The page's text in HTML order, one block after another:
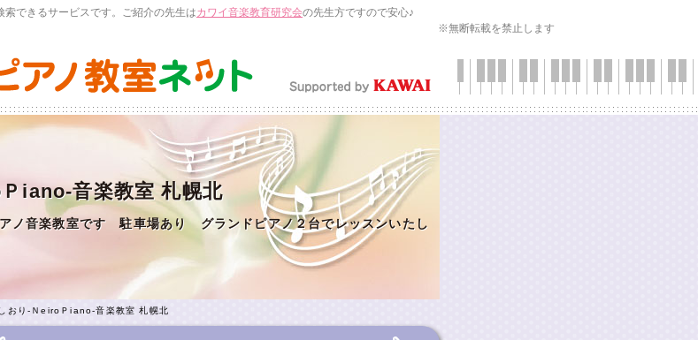
できるサービスです。ご紹介の先生はカワイ音楽教育研究会の先生方ですので安心♪
※無断転載を禁止します
Ｐiano-音楽教室 札幌北
ノ音楽教室です 駐車場あり グランドピアノ２台でレッスンいたし
おり-ＮeiroＰiano-音楽教室 札幌北